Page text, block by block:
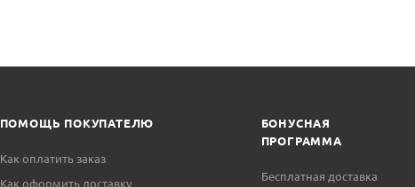
ПОМОЩЬ ПОКУПАТЕЛЮ
Как оплатить заказ
Как оформить доставку
БОНУСНАЯ
ПРОГРАММА
Бесплатная доставка